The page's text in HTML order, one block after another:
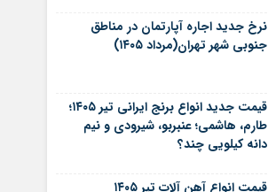
نرخ جدید اجاره آپارتمان در مناطق
جنوبی شهر تهران(مرداد ۱۴۰۵)
قیمت جدید انواع برنج ایرانی تیر ۱۴۰۵؛
طارم، هاشمی؛ عنبربو، شیرودی و نیم
دانه کیلویی چند؟
قیمت انواع آهن آلات تیر ۱۴۰۵